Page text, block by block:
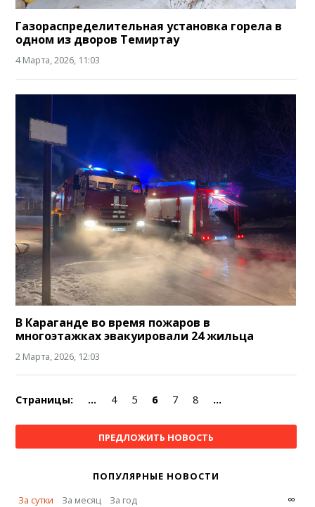
Газораспределительная установка горела в
одном из дворов Темиртау
4 Марта, 2026, 11:03
В Караганде во время пожаров в
многоэтажках эвакуировали 24 жильца
2 Марта, 2026, 12:03
Страницы: ... 4 5 6 7 8 ...
ПРЕДЛОЖИТЬ НОВОСТЬ
ПОПУЛЯРНЫЕ НОВОСТИ
За сутки
За месяц За год ∞